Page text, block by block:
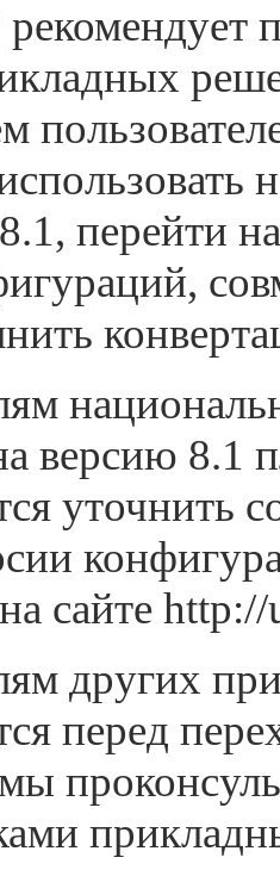
перейти
версию 8.1
уточнить
сайте http://
других
перед